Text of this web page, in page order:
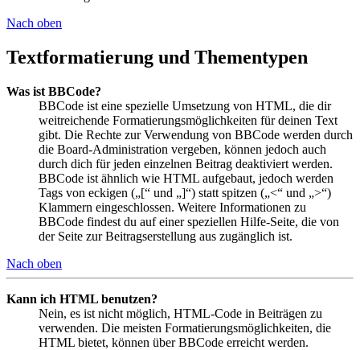
Nach oben
Textformatierung und Thementypen
Was ist BBCode?
BBCode ist eine spezielle Umsetzung von HTML, die dir
weitreichende Formatierungsmöglichkeiten für deinen Text
gibt. Die Rechte zur Verwendung von BBCode werden durch
die Board-Administration vergeben, können jedoch auch
durch dich für jeden einzelnen Beitrag deaktiviert werden.
BBCode ist ähnlich wie HTML aufgebaut, jedoch werden
Tags von eckigen („[“ und „]“) statt spitzen („<“ und „>“)
Klammern eingeschlossen. Weitere Informationen zu
BBCode findest du auf einer speziellen Hilfe-Seite, die von
der Seite zur Beitragserstellung aus zugänglich ist.
Nach oben
Kann ich HTML benutzen?
Nein, es ist nicht möglich, HTML-Code in Beiträgen zu
verwenden. Die meisten Formatierungsmöglichkeiten, die
HTML bietet, können über BBCode erreicht werden.